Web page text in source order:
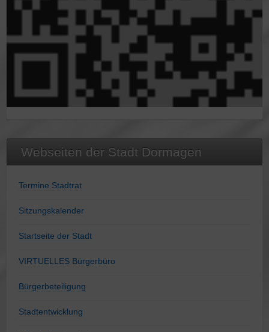
Webseiten der Stadt Dormagen
Termine Stadtrat
Sitzungskalender
Startseite der Stadt
VIRTUELLES Bürgerbüro
Bürgerbeteiligung
Stadtentwicklung